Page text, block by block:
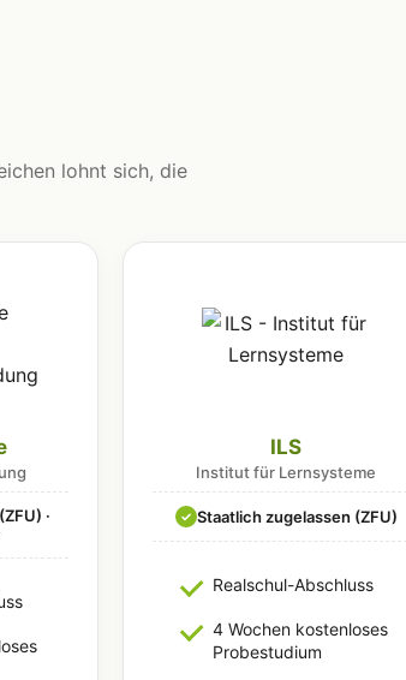
lohnt sich, die
·
ILS
Institut für Lernsysteme
✓ Staatlich zugelassen (ZFU)
Realschul-Abschluss
4 Wochen kostenloses
Probestudium